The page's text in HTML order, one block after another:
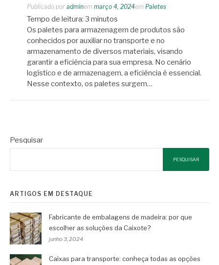
Publicado por adminem março 4, 2024em Paletes
Tempo de leitura: 3 minutos
Os paletes para armazenagem de produtos são
conhecidos por auxiliar no transporte e no
armazenamento de diversos materiais, visando
garantir a eficiência para sua empresa. No cenário
logístico e de armazenagem, a eficiência é essencial.
Nesse contexto, os paletes surgem…
Pesquisar
PESQUISAR
ARTIGOS EM DESTAQUE
Fabricante de embalagens de madeira: por que
escolher as soluções da Caixote?
junho 3, 2024
Caixas para transporte: conheça todas as opções